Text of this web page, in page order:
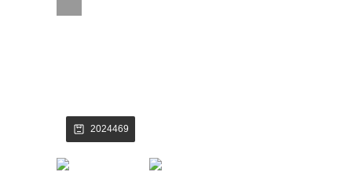
2024469